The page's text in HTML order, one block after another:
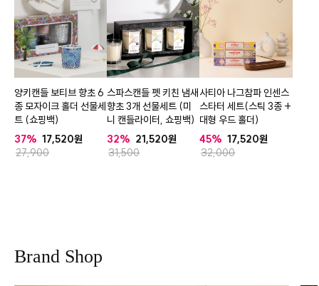
양키캔들 보티브 향초 6
종 모자이크 홀더 선물세
트 (쇼핑백)
37% 17,520
27,900
스파스캔들 펫 키친 냄새
향초 3개 선물세트 (미
니 캔들라이터, 쇼핑백)
32% 21,520
31,500
사티아 나그참파 인센스
스타터 세트(스틱 3종 +
대형 우드 홀더)
45% 17,520
32,000
Brand Shop